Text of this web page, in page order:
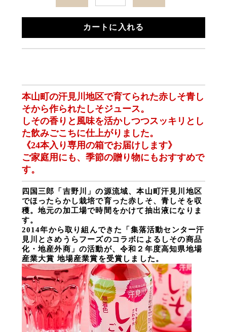
カートに入れる
本山町の汗見川地区で育てられた赤しそ青し
そから作られたしそジュース。
しその香りと風味を活かしつつスッキリとし
た飲みごこちに仕上がりました。
《24本入り専用の箱でお届けします》
ご家庭用にも、季節の贈り物にもおすすめで
す。
四国三郎「吉野川」の源流域、本山町汗見川地区
でほったらかし栽培で育った赤しそ、青しそを収
穫。地元の加工場で時間をかけて抽出液になりま
す。
2014年から取り組んできた「集落活動センター汗
見川とさめうらフーズのコラボによるしその商品
化・地産外商」の活動が、令和２年度高知県地場
産業大賞 地場産業賞を受賞しました。